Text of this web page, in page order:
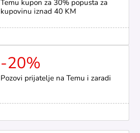
Temu kupon za 30% popusta za
kupovinu iznad 40 KM
-20%
Pozovi prijatelje na Temu i zaradi